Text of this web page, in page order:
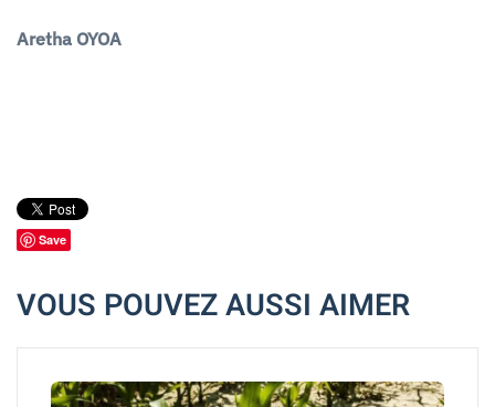
Aretha OYOA
Save
VOUS POUVEZ AUSSI AIMER